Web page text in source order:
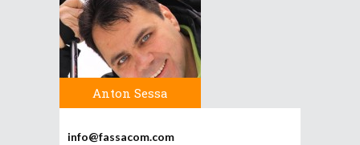
Anton Sessa
info@fassacom.com